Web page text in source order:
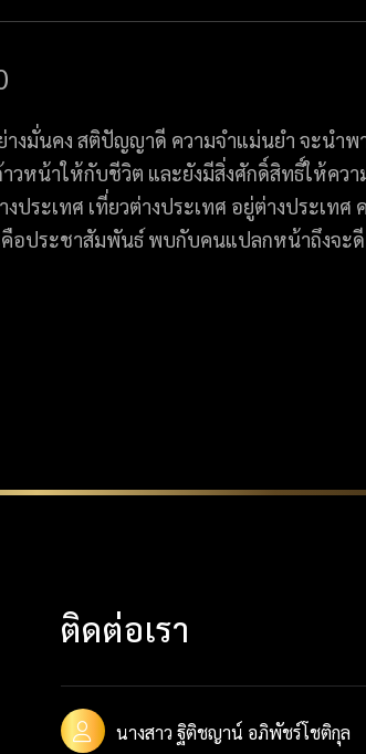
งมั่นคง สติปัญญาดี ความจำแม่นยำ จะนำพ
วหน้าให้กับชีวิต และยังมีสิ่งศักดิ์สิทธิ์ให้ควา
ประเทศ เที่ยวต่างประเทศ อยู่ต่างประเท
อประชาสัมพันธ์ พบกับคนแปลกหน้าถึงจะดี
ติดต่อเรา
นางสาว ฐิติชญาน์ อภิพัชร์โชติกุล